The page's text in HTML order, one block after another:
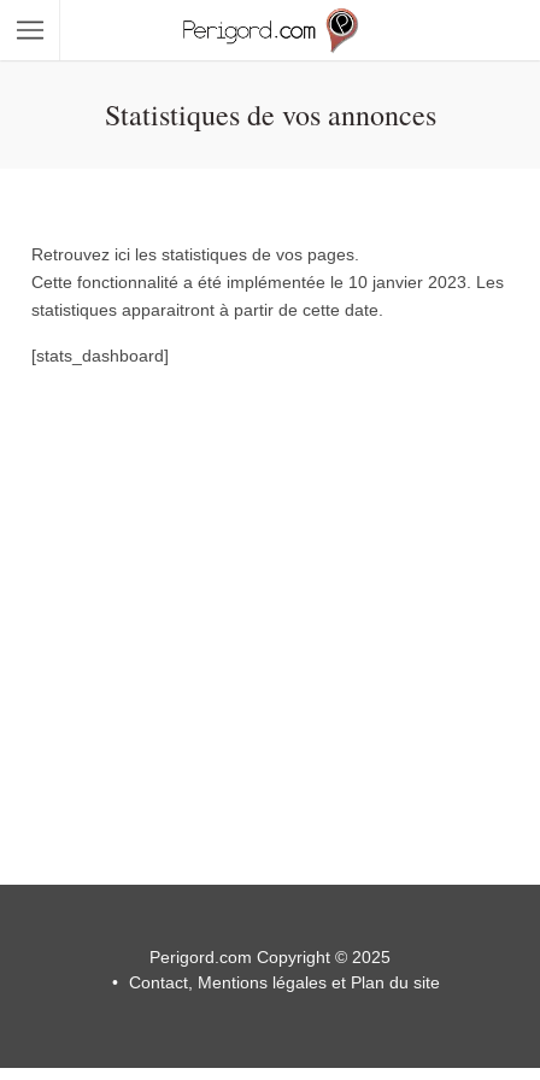
Statistiques de vos annonces
Retrouvez ici les statistiques de vos pages.
Cette fonctionnalité a été implémentée le 10 janvier 2023. Les
statistiques apparaitront à partir de cette date.
[stats_dashboard]
Perigord.com Copyright © 2025
Contact, Mentions légales et Plan du site